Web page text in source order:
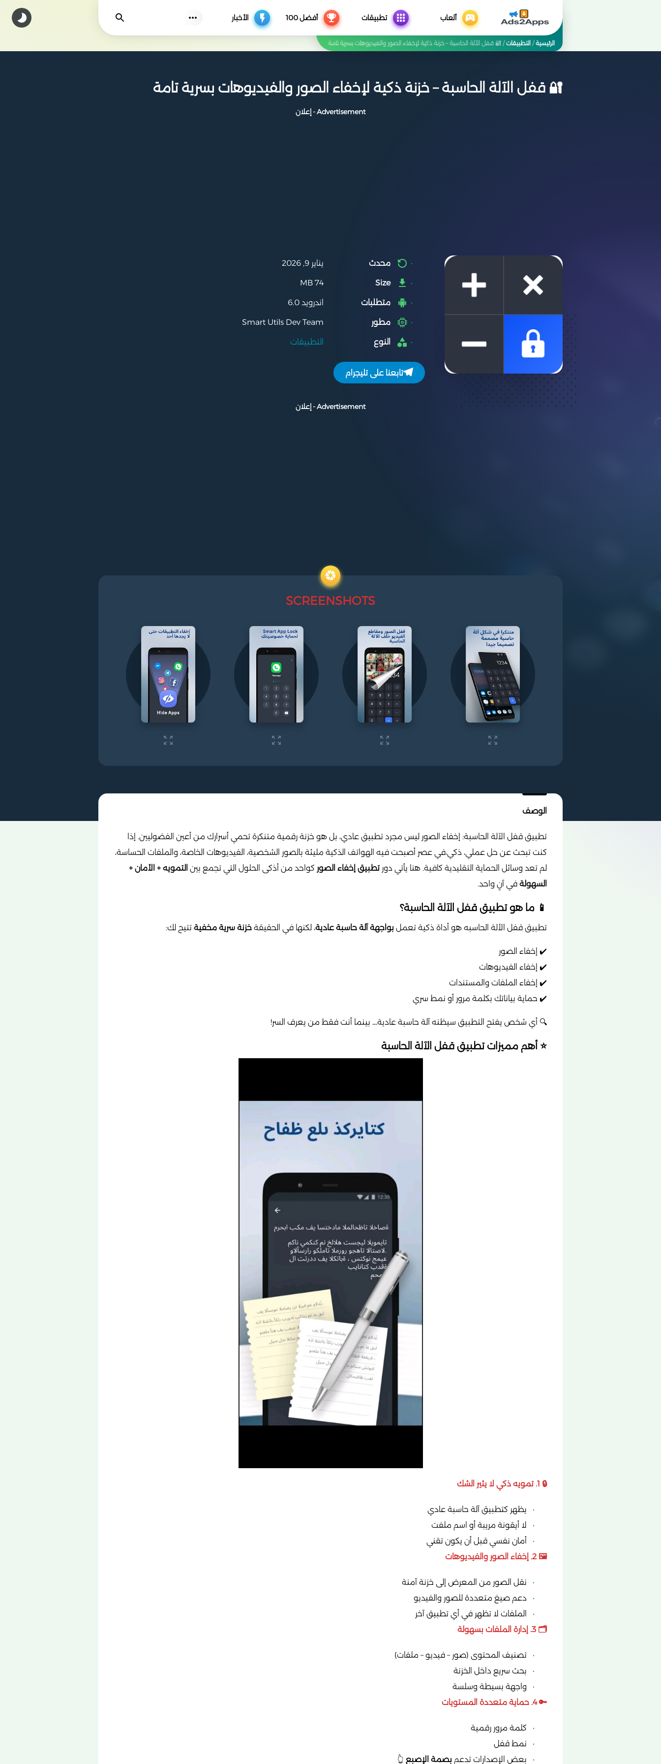
ألعاب تطبيقات أفضل 100 الأخبار يجد
الرئيسية/ التطبيقات/ 🔐 قفل الآلة الحاسبة – خزنة ذكية لإخفاء الصور والفيديوهات بسرية تامة
🔐 قفل الآلة الحاسبة – خزنة ذكية لإخفاء الصور والفيديوهات بسرية تامة
Advertisement - إعلان
محدث يناير 9, 2026
Size
74 MB
متطلبات اندرويد 6.0
مطور Smart Utils Dev Team
النوع التطبيقات
تابعنا على تليجرام
Advertisement - إعلان
SCREENSHOTS
الوصف
تطبيق قفل الآلة الحاسبة: إخفاء الصور ليس مجرد تطبيق عادي، بل هو خزنة رقمية متنكرة تحمي أسرارك من أعين الفضوليين. إذا
كنت تبحث عن حل عملي، ذكي،في عصر أصبحت فيه الهواتف الذكية مليئة بالصور الشخصية، الفيديوهات الخاصة، والملفات الحساسة،
لم تعد وسائل الحماية التقليدية كافية. هنا يأتي دور تطبيق إخفاء الصور كواحد من أذكى الحلول التي تجمع بين التمويه + الأمان +
السهولة في آنٍ واحد.
📱 ما هو تطبيق قفل الآلة الحاسبة؟
تطبيق قفل الألة الحاسبه هو أداة ذكية تعمل بواجهة آلة حاسبة عادية، لكنها في الحقيقة خزنة سرية مخفية تتيح لك:
✔️ إخفاء الصور
✔️ إخفاء الفيديوهات
✔️ إخفاء الملفات والمستندات
✔️ حماية بياناتك بكلمة مرور أو نمط سري
🔍 أي شخص يفتح التطبيق سيظنه آلة حاسبة عادية… بينما أنت فقط من يعرف السر!
⭐ أهم مميزات تطبيق قفل الآلة الحاسبة
🔒 1. تمويه ذكي لا يثير الشك
يظهر كتطبيق آلة حاسبة عادي
لا أيقونة مريبة أو اسم ملفت
أمان نفسي قبل أن يكون تقني
🖼️ 2. إخفاء الصور والفيديوهات
نقل الصور من المعرض إلى خزنة آمنة
دعم صيغ متعددة للصور والفيديو
الملفات لا تظهر في أي تطبيق آخر
🗂️ 3. إدارة الملفات بسهولة
تصنيف المحتوى (صور – فيديو – ملفات)
بحث سريع داخل الخزنة
واجهة بسيطة وسلسة
🔑 4. حماية متعددة المستويات
كلمة مرور رقمية
نمط قفل
بعض الإصدارات تدعم بصمة الإصبع 👆